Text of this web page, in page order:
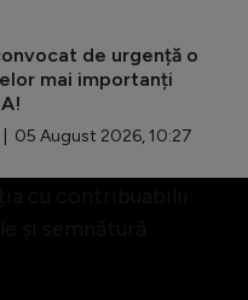
de urgență o
mai importanți
| 05 August 2026, 10:27